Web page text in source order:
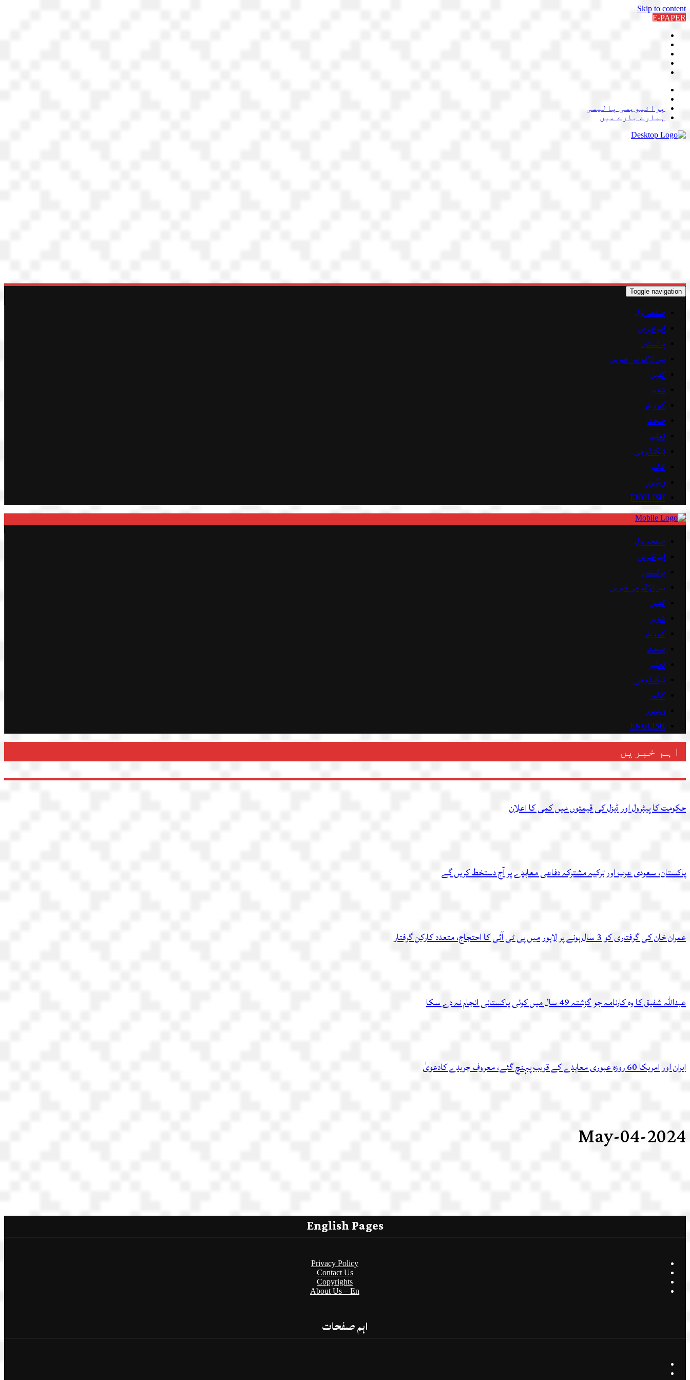
Skip to content
E-PAPER
پرائیویسی پالیسی
ہمارے بارے میں
Toggle navigation
صفحہ اوّل
اہم خبریں
پاکستان
بین الاقوامی خبریں
کھیل
شوبز
کاروبار
صحت
تعلیم
ٹیکنالوجی
کالمز
ویڈیوز
ENGLISH
صفحہ اوّل
اہم خبریں
پاکستان
بین الاقوامی خبریں
کھیل
شوبز
کاروبار
صحت
تعلیم
ٹیکنالوجی
کالمز
ویڈیوز
ENGLISH
اہم خبریں
حکومت کا پیٹرول اور ڈیزل کی قیمتوں میں کمی کا اعلان
پاکستان، سعودی عرب اور ترکیہ مشترکہ دفاعی معاہدے پر آج دستخط کریں گے
عمران خان کی گرفتاری کو 3 سال ہونے پر لاہور میں پی ٹی آئی کا احتجاج، متعدد کارکن گرفتار
عبداللہ شفیق کا وہ کارنامہ جو گزشتہ 49 سال میں کوئی پاکستانی انجام نہ دے سکا
ایران اور امریکا 60 روزہ عبوری معاہدے کے قریب پہنچ گئے، معروف جریدے کادعویٰ
2024-May-04
English Pages
Privacy Policy
Contact Us
Copyrights
About Us – En
اہم صفحات